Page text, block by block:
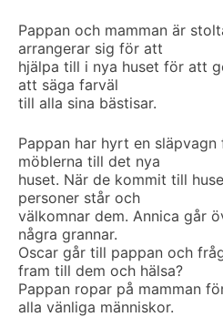
Pappan och mamman är
arrangerar sig för att
hjälpa till i nya huset för att
att säga farväl
till alla sina bästisar.
Pappan har hyrt en
möblerna till det nya
huset. När de kommit till
personer står och
välkomnar dem. Annica går
några grannar.
Oscar går till pappan och
fram till dem och hälsa?
Pappan ropar på mamman
alla vänliga människor.